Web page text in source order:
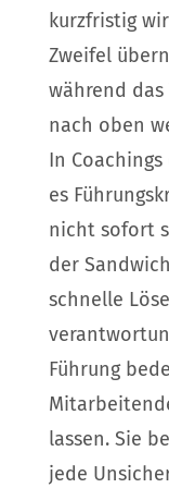
kurzfristig
Zweifel
während
nach oben
In
es
nicht sofort
der
schnelle
Führung
lassen. Sie
jede